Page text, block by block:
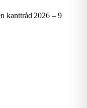
kanttråd 2026 – 9